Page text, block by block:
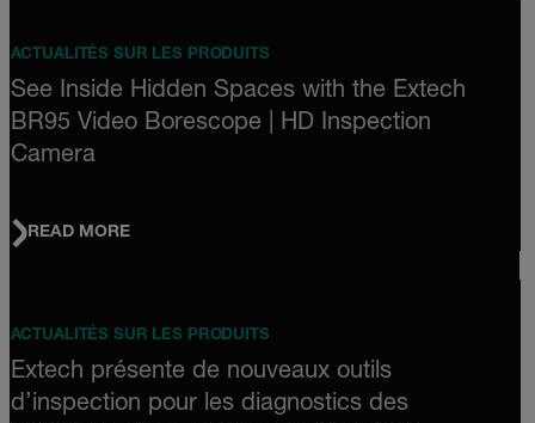
ACTUALITÉS SUR LES PRODUITS
See Inside Hidden Spaces with the Extech
BR95 Video Borescope | HD Inspection
Camera
READ MORE
ACTUALITÉS SUR LES PRODUITS
Extech présente de nouveaux outils
d’inspection pour les diagnostics des